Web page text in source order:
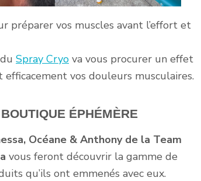
préparer vos muscles avant l’effort et
Spray Cryo va vous procurer un effet
vos douleurs musculaires.
ÉPHÉMÈRE
Océane & Anthony de la Team
vous feront découvrir la gamme de
qu’ils ont emmenés avec eux.